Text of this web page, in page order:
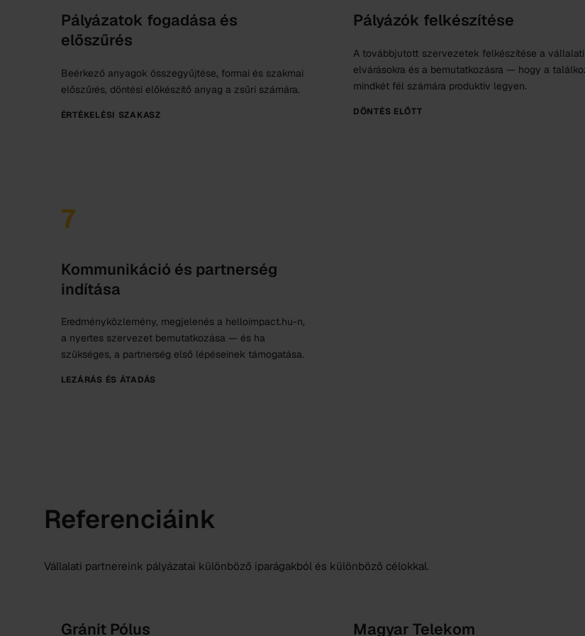
Pályázatok fogadása és
előszűrés
Beérkező anyagok összegyűjtése, formai és szakmai
előszűrés, döntési előkészítő anyag a zsűri számára.
ÉRTÉKELÉSI SZAKASZ
Pályázók felkészítése
A továbbjutott szervezetek felkészítése a vállalati
elvárásokra és a bemutatkozásra — hogy a
mindkét fél számára produktív legyen.
DÖNTÉS ELŐTT
7
Kommunikáció és partnerség
indítása
Eredményközlemény, megjelenés a helloimpact.hu-n,
a nyertes szervezet bemutatkozása — és ha
szükséges, a partnerség első lépéseinek támogatása.
LEZÁRÁS ÉS ÁTADÁS
Referenciáink
Vállalati partnereink pályázatai különböző iparágakból és különböző célokkal.
Gránit Pólus Magyar Telekom